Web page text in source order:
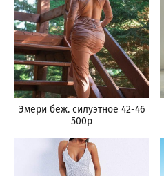
Эмери беж. силуэтное 42-46
500р